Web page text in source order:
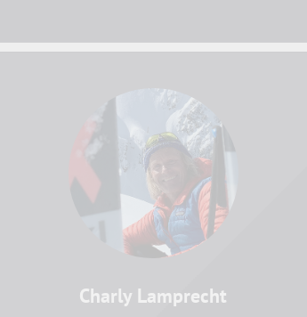
Charly Lamprecht